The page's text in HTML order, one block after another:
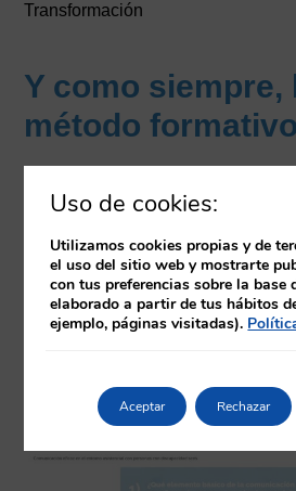
Transformación
Y como siempre,
método
Uso de cookies:
Utilizamos cookies propias y de
el uso del sitio web y mostrarte
con tus preferencias sobre la base
elaborado a partir de tus hábitos
ejemplo, páginas visitadas).
Aceptar Rechazar